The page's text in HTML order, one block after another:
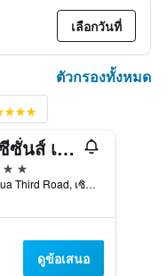
เลือกวันที่
ตัวกรองทั้งหมด
โฟร์ ซีซั่นส์ เทียนจิน โฮเต็ล เสินเจิ้น
138 Fuhua Third Road, เซินเจิ้น, จีน
ดูข้อเสนอ